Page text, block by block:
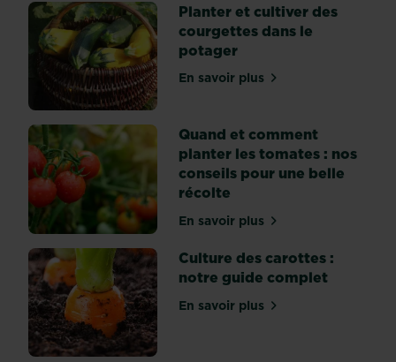
l’eau
et
‘Ponie’
grec
‘Ponos’
‘travail
ou
effort’.
On
parle
de
travail
par
l’eau,
c’est
ça
?
Planter et cultiver des
courgettes dans le
potager
En savoir plussur Planter et cultiver
Quand et comment
planter les tomates : nos
conseils pour une belle
récolte
En savoir plussur Quand et comment
Culture des carottes :
notre guide complet
En savoir plussur Culture des carottes :